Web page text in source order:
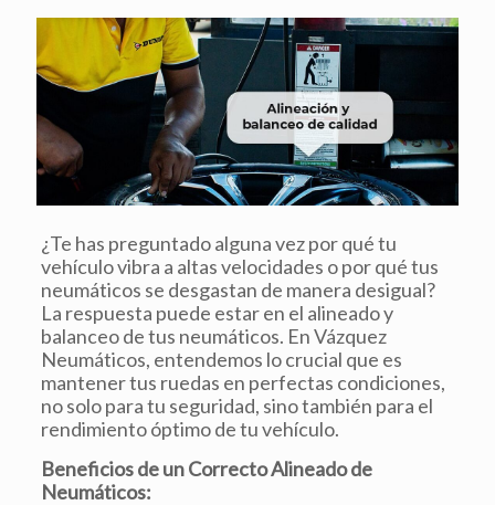
¿Te has preguntado alguna vez por qué tu
vehículo vibra a altas velocidades o por qué tus
neumáticos se desgastan de manera desigual?
La respuesta puede estar en el alineado y
balanceo de tus neumáticos. En Vázquez
Neumáticos, entendemos lo crucial que es
mantener tus ruedas en perfectas condiciones,
no solo para tu seguridad, sino también para el
rendimiento óptimo de tu vehículo.
Beneficios de un Correcto Alineado de
Neumáticos: